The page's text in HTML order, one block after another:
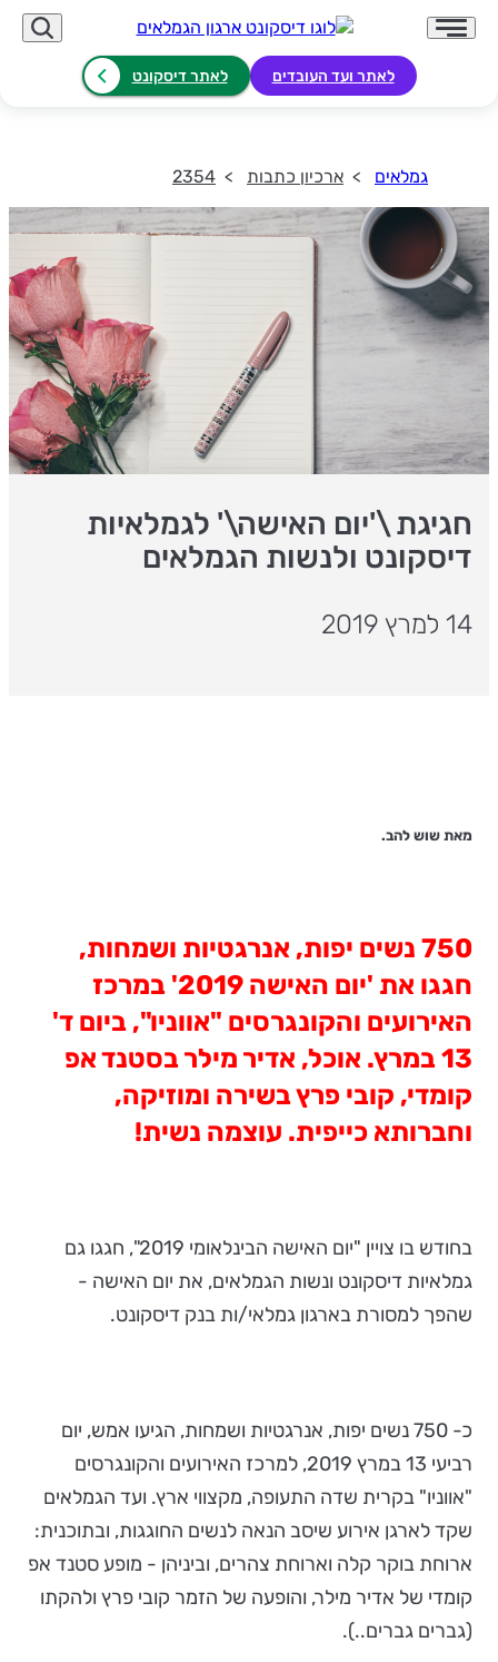
לאתר ועד העובדים לאתר דיסקונט
גמלאים ארכיון כתבות 2354
חגיגת \'יום האישה\' לגמלאיות
דיסקונט ולנשות הגמלאים
14 למרץ 2019
מאת שוש להב.
750 נשים יפות, אנרגטיות ושמחות,
חגגו את 'יום האישה 2019' במרכז
האירועים והקונגרסים "אווניו", ביום ד'
13 במרץ. אוכל, אדיר מילר בסטנד אפ
קומדי, קובי פרץ בשירה ומוזיקה,
וחברותא כייפית. עוצמה נשית!
בחודש בו צויין "יום האישה הבינלאומי 2019", חגגו גם
גמלאיות דיסקונט ונשות הגמלאים, את יום האישה -
שהפך למסורת בארגון גמלאי/ות בנק דיסקונט.
כ- 750 נשים יפות, אנרגטיות ושמחות, הגיעו אמש, יום
רביעי 13 במרץ 2019, למרכז האירועים והקונגרסים
"אווניו" בקרית שדה התעופה, מקצווי ארץ. ועד הגמלאים
שקד לארגן אירוע שיסב הנאה לנשים החוגגות, ובתוכנית:
ארוחת בוקר קלה וארוחת צהרים, וביניהן - מופע סטנד אפ
קומדי של אדיר מילר, והופעה של הזמר קובי פרץ ולהקתו
(גברים גברים..).